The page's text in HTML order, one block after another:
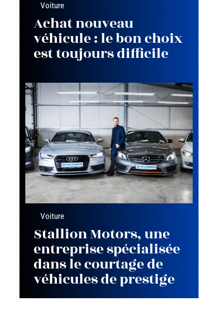
Voiture
Achat nouveau
véhicule : le bon choix
est toujours difficile
Voiture
Stallion Motors, une
entreprise spécialisée
dans le courtage de
véhicules de prestige